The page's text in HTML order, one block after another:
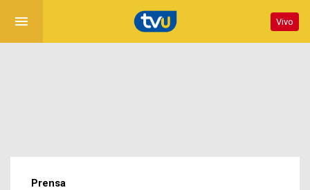
menu Vivo
Prensa